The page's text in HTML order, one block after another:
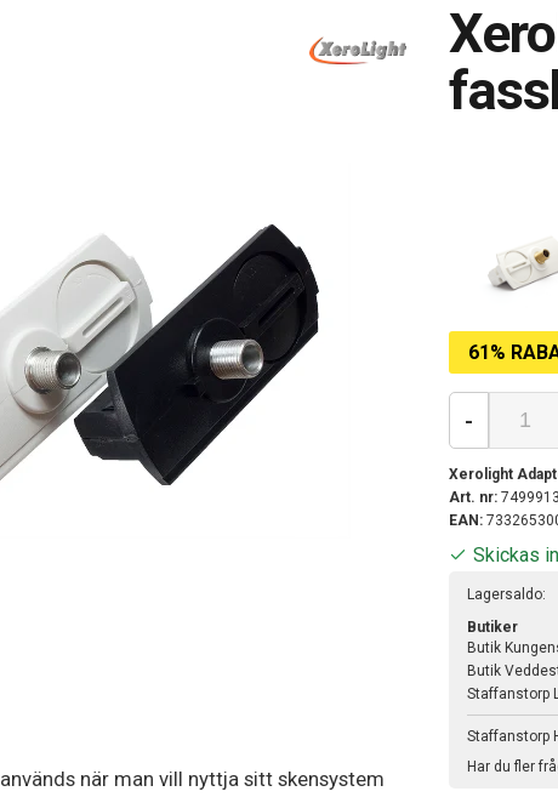
används när man vill nyttja sitt skensystem
61%
Xerolight
Art. nr:
EAN:
-
Skickas
Lagersaldo:
Butiker
Butik
Butik
Staffanstorp
Staffanstorp
Har du fler